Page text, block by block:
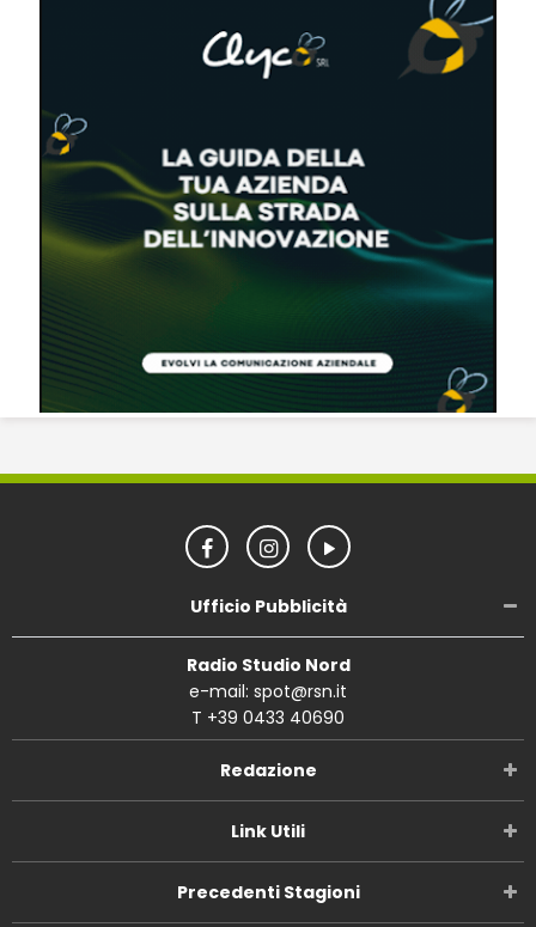
Ufficio Pubblicità
Radio Studio Nord
e-mail: spot@rsn.it
T +39 0433 40690
Redazione
Link Utili
Precedenti Stagioni